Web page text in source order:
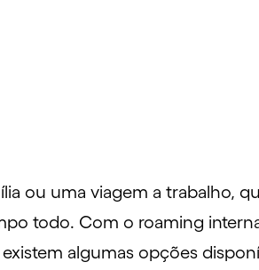
ou uma viagem a trabalho,
todo. Com o roaming
existem algumas opções